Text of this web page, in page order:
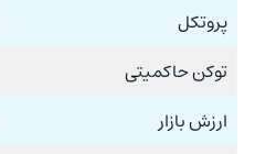
پروتکل
توکن حاکمیتی
ارزش بازار